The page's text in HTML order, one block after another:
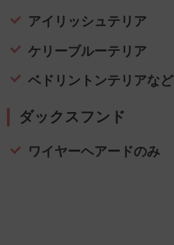
アイリッシュテリア
ケリーブルーテリア
ベドリントンテリアなど
ダックスフンド
ワイヤーヘアードのみ